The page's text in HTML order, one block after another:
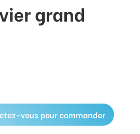
grand
vous pour commander